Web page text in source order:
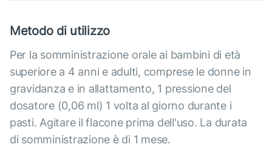
Metodo di utilizzo
Per la somministrazione orale ai bambini di età
superiore a 4 anni e adulti, comprese le donne in
gravidanza e in allattamento, 1 pressione del
dosatore (0,06 ml) 1 volta al giorno durante i
pasti. Agitare il flacone prima dell'uso. La durata
di somministrazione è di 1 mese.